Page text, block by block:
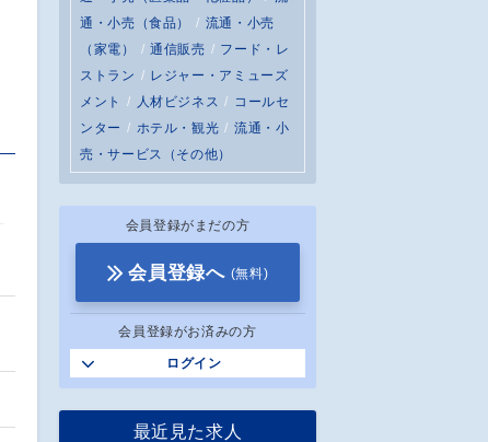
通・小売（食品）
流通・小売
（家電）
通信販売
フード・レ
ストラン
レジャー・アミューズ
メント
人材ビジネス
コールセ
ンター
ホテル・観光
流通・小
売・サービス（その他）
会員登録がまだの方
会員登録へ (無料)
会員登録がお済みの方
ログイン
最近見た求人